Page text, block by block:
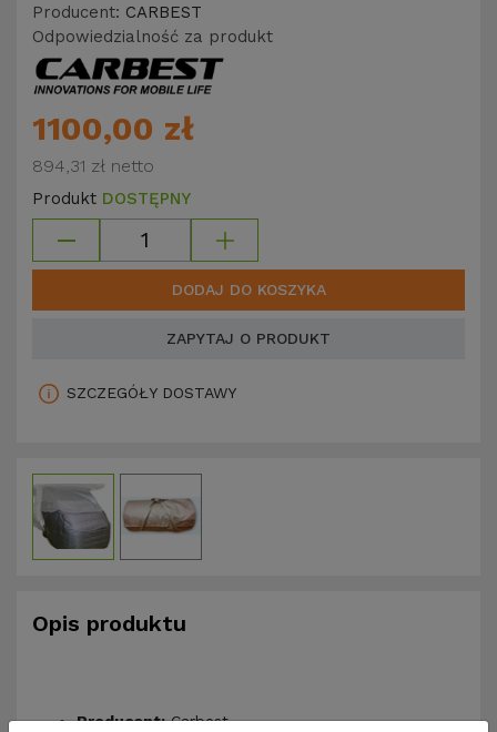
Producent: CARBEST
Odpowiedzialność za produkt
1100,00 zł
894,31 zł netto
Produkt DOSTĘPNY
DODAJ DO KOSZYKA
ZAPYTAJ O PRODUKT
SZCZEGÓŁY DOSTAWY
Opis produktu
Producent:Carbest